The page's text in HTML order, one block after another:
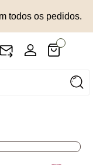
todos os pedidos.